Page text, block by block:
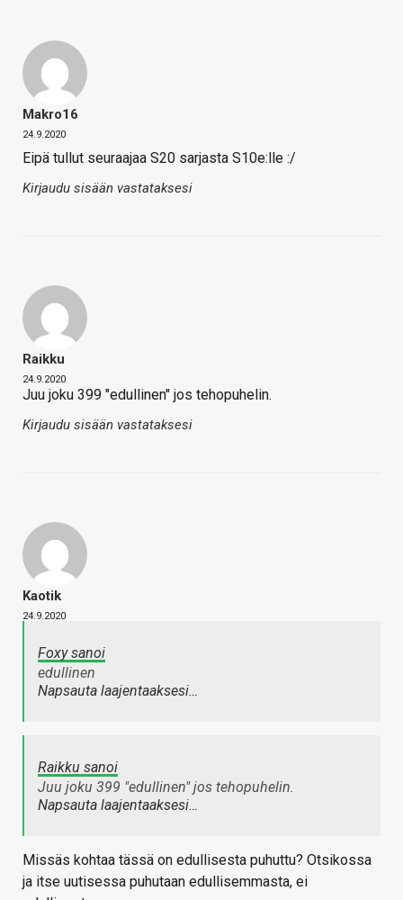
Makro16
24.9.2020
Eipä tullut seuraajaa S20 sarjasta S10e:lle :/
Kirjaudu sisään vastataksesi
Raikku
24.9.2020
Juu joku 399 "edullinen" jos tehopuhelin.
Kirjaudu sisään vastataksesi
Kaotik
24.9.2020
Foxy sanoi
edullinen
Napsauta laajentaaksesi…
Raikku sanoi
Juu joku 399 "edullinen" jos tehopuhelin.
Napsauta laajentaaksesi…
Missäs kohtaa tässä on edullisesta puhuttu? Otsikossa
ja itse uutisessa puhutaan edullisemmasta, ei